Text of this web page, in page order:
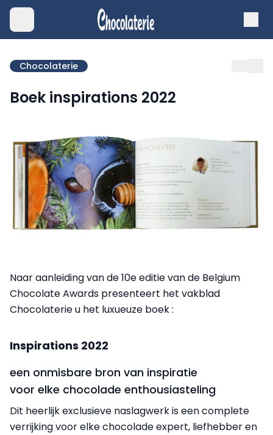
Chocolaterie
Boek inspirations 2022
Naar aanleiding van de 10e editie van de Belgium
Chocolate Awards presenteert het vakblad
Chocolaterie u het luxueuze boek :
Inspirations 2022
een onmisbare bron van inspiratie
voor elke chocolade enthousiasteling
Dit heerlijk exclusieve naslagwerk is een complete
verrijking voor elke chocolade expert, liefhebber en